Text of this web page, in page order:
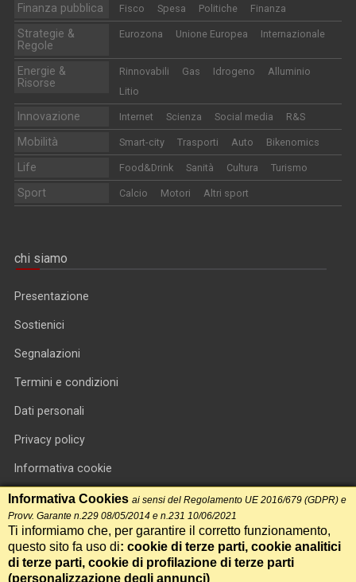
Finanza pubblica Fisco Spesa Politiche Finanza
Strategie &
Regole
Eurozona Unione Europea Internazionale
Energie &
Risorse
Rinnovabili Gas Idrogeno
Alluminio
Litio
Innovazione Internet Scienza Social media R&S
Mobilità Smart-city Trasporti Auto Bikenomics
Life Food&Drink Sanità Cultura Turismo
Sport Calcio Motori Altri sport
chi siamo
Presentazione
Sostienici
Segnalazioni
Termini e condizioni
Dati personali
Privacy policy
Informativa cookie
RSS feed
RSS Top News
Contatti
Informativa Cookies ai sensi del Regolamento UE 2016/679 (GDPR) e
Provv. Garante n.229 08/05/2014 e n.231 10/06/2021
Ti informiamo che, per garantire il corretto funzionamento,
questo sito fa uso di: cookie di terze parti, cookie analitici
di terze parti, cookie di profilazione di terze parti
(personalizzazione degli annunci)